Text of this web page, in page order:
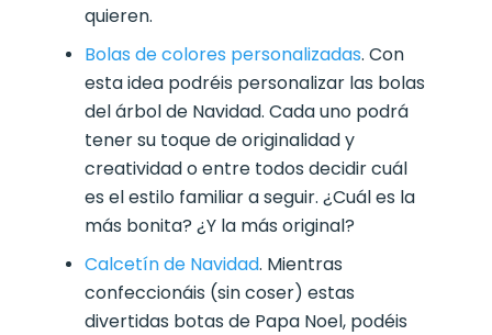
quieren.
Bolas de colores personalizadas. Con
esta idea podréis personalizar las bolas
del árbol de Navidad. Cada uno podrá
tener su toque de originalidad y
creatividad o entre todos decidir cuál
es el estilo familiar a seguir. ¿Cuál es la
más bonita? ¿Y la más original?
Calcetín de Navidad. Mientras
confeccionáis (sin coser) estas
divertidas botas de Papa Noel, podéis